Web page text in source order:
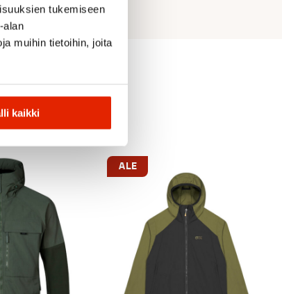
tukemiseen
alan
muihin tietoihin, joita
kaikki
ALE